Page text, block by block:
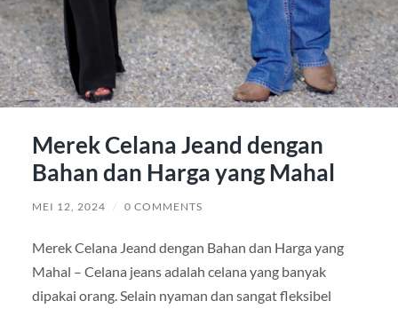
Merek Celana Jeand dengan
Bahan dan Harga yang Mahal
MEI 12, 2024 / 0 COMMENTS
Merek Celana Jeand dengan Bahan dan Harga yang
Mahal – Celana jeans adalah celana yang banyak
dipakai orang. Selain nyaman dan sangat fleksibel